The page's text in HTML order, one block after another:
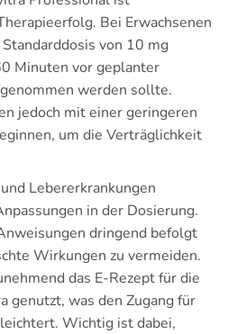
Bei Erwachsenen
von 10 mg
Minuten vor geplanter
werden sollte.
jedoch mit einer geringeren
um die Verträglichkeit
Lebererkrankungen
in der Dosierung.
dringend befolgt
Wirkungen zu vermeiden.
das E-Rezept für die
genutzt, was den Zugang für
Wichtig ist dabei,